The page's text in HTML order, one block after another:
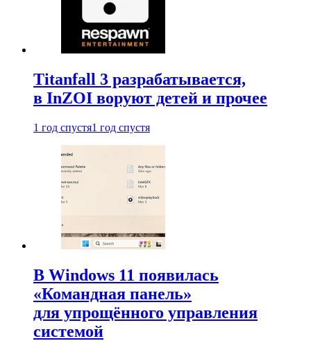
Titanfall 3 разрабатывается,
в InZOI воруют детей и прочее
1 год спустя1 год спустя
В Windows 11 появилась
«Командная панель»
для упрощённого управления
системой